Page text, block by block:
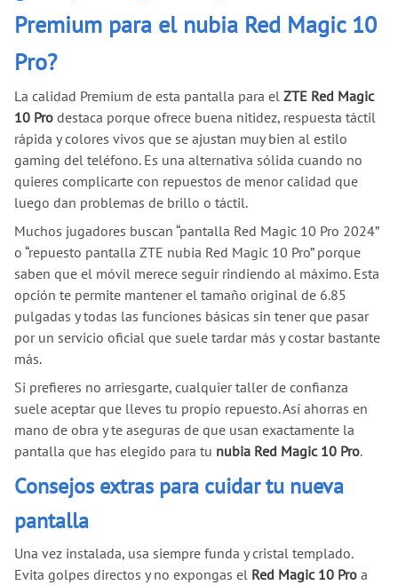
Premium para el nubia Red Magic 10
Pro?
La calidad Premium de esta pantalla para el ZTE Red Magic
10 Pro destaca porque ofrece buena nitidez, respuesta táctil
rápida y colores vivos que se ajustan muy bien al estilo
gaming del teléfono. Es una alternativa sólida cuando no
quieres complicarte con repuestos de menor calidad que
luego dan problemas de brillo o táctil.
Muchos jugadores buscan “pantalla Red Magic 10 Pro 2024”
o “repuesto pantalla ZTE nubia Red Magic 10 Pro” porque
saben que el móvil merece seguir rindiendo al máximo. Esta
opción te permite mantener el tamaño original de 6.85
pulgadas y todas las funciones básicas sin tener que pasar
por un servicio oficial que suele tardar más y costar bastante
más.
Si prefieres no arriesgarte, cualquier taller de confianza
suele aceptar que lleves tu propio repuesto. Así ahorras en
mano de obra y te aseguras de que usan exactamente la
pantalla que has elegido para tu nubia Red Magic 10 Pro.
Consejos extras para cuidar tu nueva
pantalla
Una vez instalada, usa siempre funda y cristal templado.
Evita golpes directos y no expongas el Red Magic 10 Pro a